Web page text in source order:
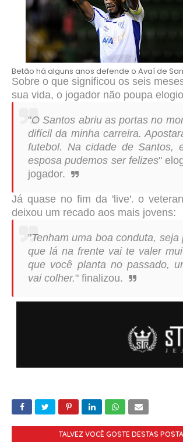
Betão há alguns anos defende o Avaí de
Sobre o que significou os seis
sua vida, o jogador não poupa
"O Santos abriu as portas no
difícil da minha carreira.
futebol. Na cidade de Santos,
esposa pudemos ser felizes"
jogador.
Já quase no fim da 'live'. o
deixou um recado aos mais jovens:
"Tenham uma boa conduta, seja
que lá na frente vai te valer
que você planta no passado,
vai colher." finalizou.
TALVEZ VOCÊ GOSTE DESTAS